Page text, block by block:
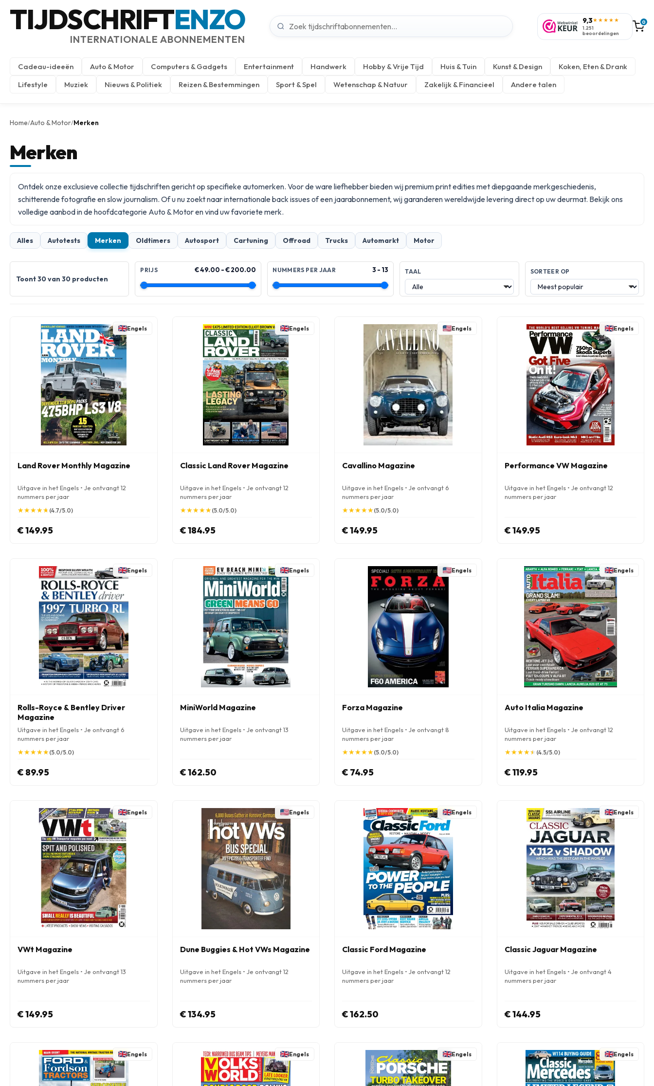
TIJDSCHRIFTENZO
INTERNATIONALE ABONNEMENTEN
9,3★★★★★
1.251
beoordelingen
0
Cadeau-ideeën Auto & Motor Computers & Gadgets Entertainment Handwerk Hobby & Vrije Tijd Huis & Tuin Kunst & Design
Koken, Eten & Drank
Lifestyle
Muziek Nieuws & Politiek Reizen & Bestemmingen Sport & Spel Wetenschap & Natuur Zakelijk & Financieel Andere talen
Home/Auto & Motor/Merken
Merken
Ontdek onze exclusieve collectie tijdschriften gericht op specifieke automerken. Voor de ware liefhebber bieden wij premium print edities met diepgaande merkgeschiedenis,
schitterende fotografie en slow journalism. Of u nu zoekt naar internationale back issues of een jaarabonnement, wij garanderen wereldwijde levering direct op uw deurmat. Bekijk ons
volledige aanbod in de hoofdcategorie Auto & Motoren vind uw favoriete merk.
Alles Autotests Merken Oldtimers Autosport Cartuning Offroad Trucks Automarkt Motor
Toont 30 van 30 producten
PRIJS € 49.00 - € 200.00 NUMMERS PER JAAR 3 - 13 TAAL SORTEER OP
Engels
Land Rover Monthly Magazine
Uitgave in het Engels • Je ontvangt 12
nummers per jaar
★
★★
★★
★★
★★
★ (4.7/5.0)
€ 149.95
Engels
Classic Land Rover Magazine
Uitgave in het Engels • Je ontvangt 12
nummers per jaar
★
★★
★★
★★
★★
★(5.0/5.0)
€ 184.95
Engels
Cavallino Magazine
Uitgave in het Engels • Je ontvangt 6
nummers per jaar
★
★★
★★
★★
★★
★(5.0/5.0)
€ 149.95
Engels
Performance VW Magazine
Uitgave in het Engels • Je ontvangt 12
nummers per jaar
€ 149.95
Engels
Rolls-Royce & Bentley Driver
Magazine
Uitgave in het Engels • Je ontvangt 6
nummers per jaar
★
★★
★★
★★
★★
★(5.0/5.0)
€ 89.95
Engels
MiniWorld Magazine
Uitgave in het Engels • Je ontvangt 13
nummers per jaar
€ 162.50
Engels
Forza Magazine
Uitgave in het Engels • Je ontvangt 8
nummers per jaar
★
★★
★★
★★
★★
★(5.0/5.0)
€ 74.95
Engels
Auto Italia Magazine
Uitgave in het Engels • Je ontvangt 12
nummers per jaar
★
★★
★★
★★
★★
★ (4.5/5.0)
€ 119.95
Engels
VWt Magazine
Uitgave in het Engels • Je ontvangt 13
nummers per jaar
€ 149.95
Engels
Dune Buggies & Hot VWs Magazine
Uitgave in het Engels • Je ontvangt 12
nummers per jaar
€ 134.95
Engels
Classic Ford Magazine
Uitgave in het Engels • Je ontvangt 12
nummers per jaar
€ 162.50
Engels
Classic Jaguar Magazine
Uitgave in het Engels • Je ontvangt 4
nummers per jaar
€ 144.95
Engels Engels Engels Engels